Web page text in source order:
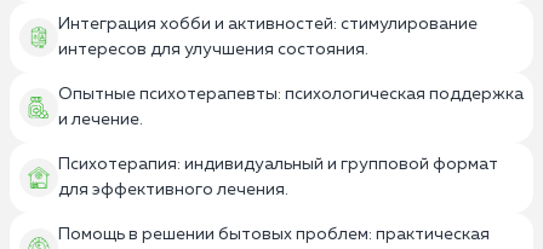
Интеграция хобби и активностей: стимулирование
интересов для улучшения состояния.
Опытные психотерапевты: психологическая поддержка
и лечение.
Психотерапия: индивидуальный и групповой формат
для эффективного лечения.
Помощь в решении бытовых проблем: практическая